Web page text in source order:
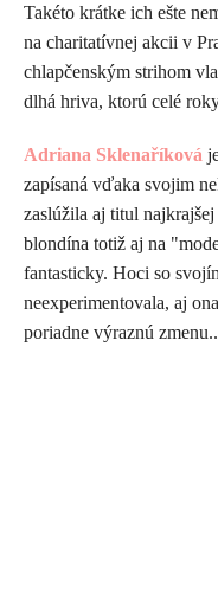
Takéto krátke ich ešte
na charitatívnej akcii v
chlapčenským strihom
dlhá hriva, ktorú celé
Adriana Sklenaříková
zapísaná vďaka svojim
zaslúžila aj titul
blondína totiž aj na
fantasticky. Hoci so
neexperimentovala, aj
poriadne výraznú